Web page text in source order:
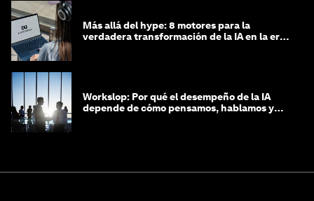
Más allá del hype: 8 motores para la
verdadera transformación de la IA en la era
Workslop: Por qué el desempeño de la IA
depende de cómo pensamos, hablamos y